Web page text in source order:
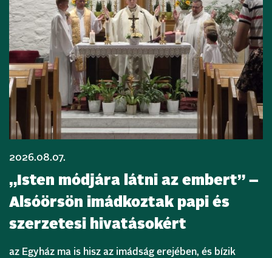
2026.08.07.
„Isten módjára látni az embert” –
Alsóörsön imádkoztak papi és
szerzetesi hivatásokért
az Egyház ma is hisz az imádság erejében, és bízik